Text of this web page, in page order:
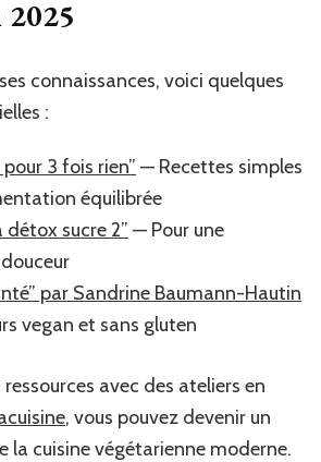
2025
connaissances, voici quelques
:
3 fois rien” — Recettes simples
équilibrée
détox sucre 2” — Pour une
par Sandrine Baumann-Hautin
vegan et sans gluten
avec des ateliers en
, vous pouvez devenir un
la cuisine végétarienne moderne.